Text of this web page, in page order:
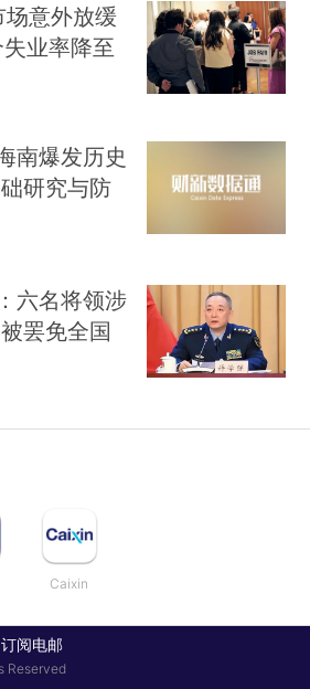
意外放缓
业率降至
南爆发历史
研究与防
六名将领涉
罢免全国
Caixin
阅电邮
Reserved